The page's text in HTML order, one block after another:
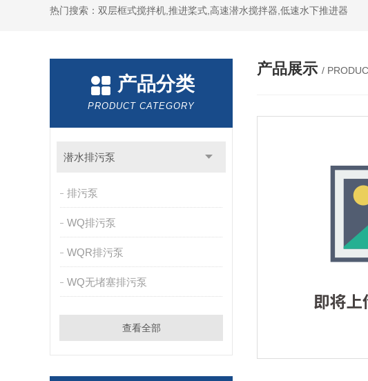
热门搜索：双层框式搅拌机,推进桨式,高速潜水搅拌器,低速水下推进器
产品分类
PRODUCT CATEGORY
潜水排污泵
排污泵
WQ排污泵
WQR排污泵
WQ无堵塞排污泵
查看全部
产品展示 /